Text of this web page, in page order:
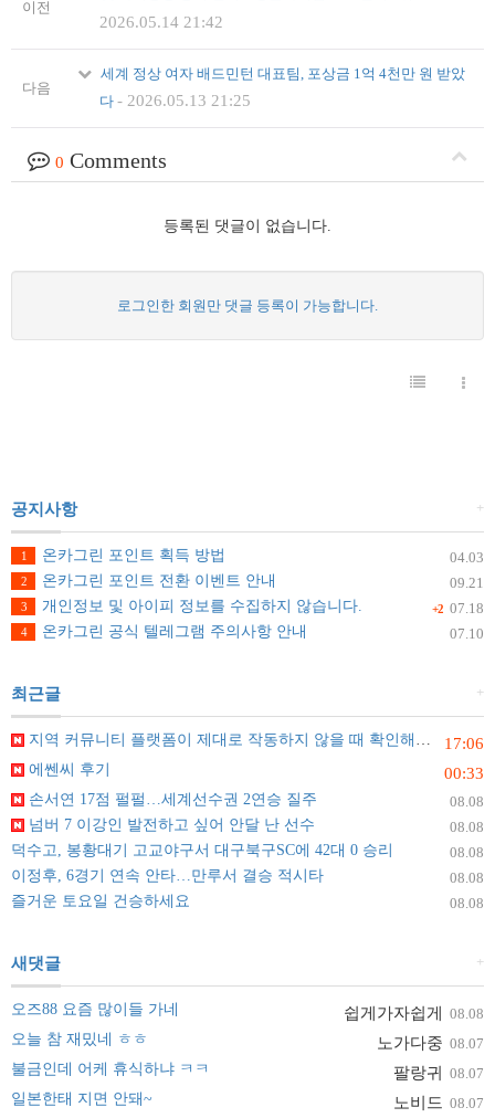
이전
2026.05.14 21:42
다음
세계 정상 여자 배드민턴 대표팀, 포상금 1억 4천만 원 받았
다 - 2026.05.13 21:25
0 Comments
등록된 댓글이 없습니다.
로그인한 회원만 댓글 등록이 가능합니다.
+
공지사항
04.03
1
온카그린 포인트 획득 방법
09.21
2 온카그린 포인트 전환 이벤트 안내
+2 07.18
3
개인정보 및 아이피 정보를 수집하지 않습니다.
07.10
4 온카그린 공식 텔레그램 주의사항 안내
+
최근글
17:06
지역 커뮤니티 플랫폼이 제대로 작동하지 않을 때 확인해야 할 것들
00:33
에쎈씨 후기
08.08
손서연 17점 펄펄…세계선수권 2연승 질주
08.08
넘버 7 이강인 발전하고 싶어 안달 난 선수
08.08
덕수고, 봉황대기 고교야구서 대구북구SC에 42대 0 승리
08.08
이정후, 6경기 연속 안타…만루서 결승 적시타
08.08
즐거운 토요일 건승하세요
+
새댓글
쉽게가자쉽게 08.08
오즈88 요즘 많이들 가네
노가다중 08.07
오늘 참 재밌네 ㅎㅎ
팔랑귀 08.07
불금인데 어케 휴식하냐 ㅋㅋ
노비드 08.07
일본한태 지면 안돼~